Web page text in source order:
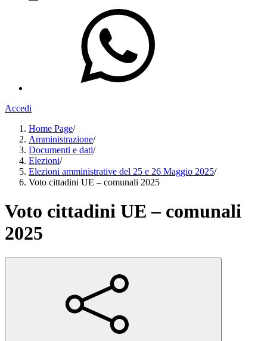
Accedi
Home Page/
Amministrazione/
Documenti e dati/
Elezioni/
Elezioni amministrative del 25 e 26 Maggio 2025/
Voto cittadini UE – comunali 2025
Voto cittadini UE – comunali
2025